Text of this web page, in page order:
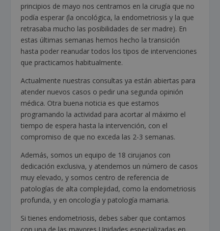
principios de mayo nos centramos en la cirugía que no
podía esperar (la oncológica, la endometriosis y la que
retrasaba mucho las posibilidades de ser madre). En
estas últimas semanas hemos hecho la transición
hasta poder reanudar todos los tipos de intervenciones
que practicamos habitualmente.
Actualmente nuestras consultas ya están abiertas para
atender nuevos casos o pedir una segunda opinión
médica. Otra buena noticia es que estamos
programando la actividad para acortar al máximo el
tiempo de espera hasta la intervención, con el
compromiso de que no exceda las 2-3 semanas.
Además, somos un equipo de 18 cirujanos con
dedicación exclusiva, y atendemos un número de casos
muy elevado, y somos centro de referencia de
patologías de alta complejidad, como la endometriosis
profunda, y en oncología y patología mamaria.
Si tienes endometriosis, debes saber que contamos
con una de las mayores Unidades especializadas en